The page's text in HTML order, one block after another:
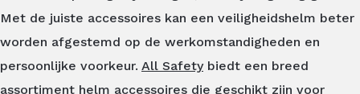
Met de juiste accessoires kan een veiligheidshelm beter
worden afgestemd op de werkomstandigheden en
persoonlijke voorkeur. All Safetybiedt een breed
assortiment helm accessoires die geschikt zijn voor